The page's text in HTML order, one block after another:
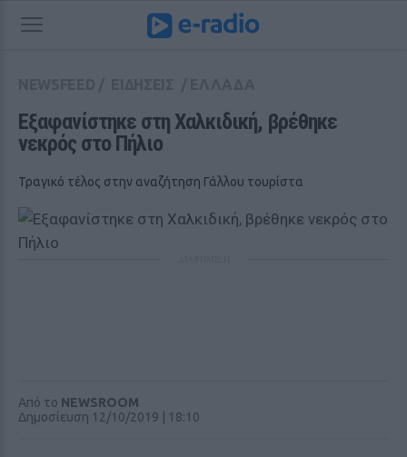
Εξαφανίστηκε στη Χαλκιδική, βρέθηκε
νεκρός στο Πήλιο
Τραγικό τέλος στην αναζήτηση Γάλλου τουρίστα
Από το NEWSROOM
Δημοσίευση 12/10/2019 | 18:10